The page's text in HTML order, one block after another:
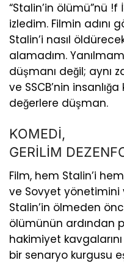
“Stalin’in ölümü”nü
izledim. Filmin adını
Stalin’i nasıl
alamadım.
düşmanı değil; aynı
ve SSCB’nin
değerlere düşman.
KOMEDİ,
GERİLİM
Film, hem Stalin’i
ve Sovyet yönetimini
Stalin’in ölmeden
ölümünün ardından
hakimiyet
bir senaryo kurgusu